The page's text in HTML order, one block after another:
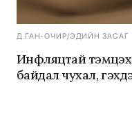
Д.ГАН-ОЧИР/ЭДИЙН ЗАСАГ
Инфляцтай
байдал чухал,